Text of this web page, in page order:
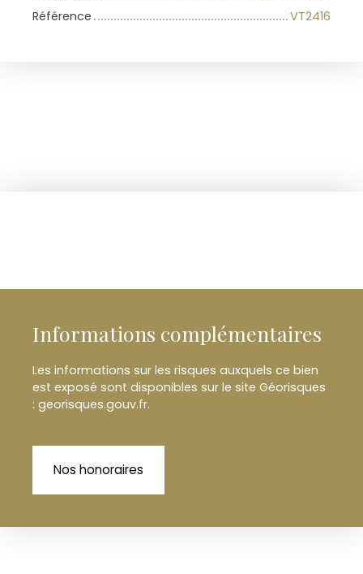
Référence
VT2416
Informations complémentaires
Les informations sur les risques auxquels ce bien
est exposé sont disponibles sur le site Géorisques
: georisques.gouv.fr.
Nos honoraires